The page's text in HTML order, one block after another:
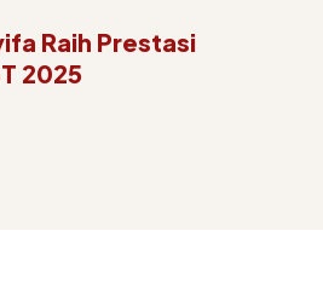
Raih Prestasi
2025